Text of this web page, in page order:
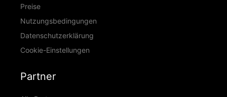
Preise
Nutzungsbedingungen
Datenschutzerklärung
Cookie-Einstellungen
Partner